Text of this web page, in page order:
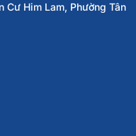
Cư Him Lam, Phường Tân